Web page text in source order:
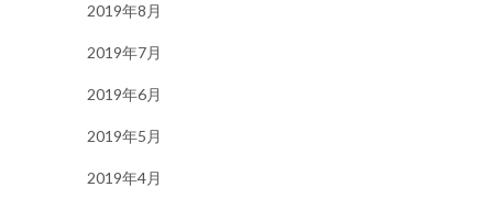
2019年8月
2019年7月
2019年6月
2019年5月
2019年4月